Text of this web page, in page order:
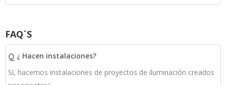
FAQ`S
Q ¿ Hacen instalaciones?
Sí, hacemos instalaciones de proyectos de iluminación creados